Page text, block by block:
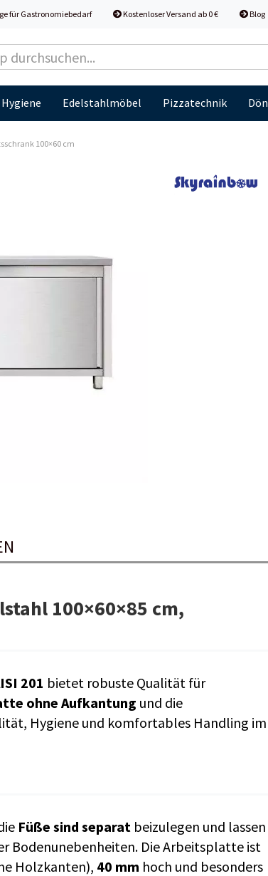
für Gastronomiebedarf Kostenloser Versand ab 0 € Blog
Edelstahlmöbel Pizzatechnik
100×60 cm
100×60×85 cm,
201 bietet robuste Qualität für
ohne Aufkantung und die
Hygiene und komfortables Handling im
Füße sind separatbeizulegen und lassen
Bodenunebenheiten. Die Arbeitsplatte ist
Holzkanten), 40 mm hoch und besonders